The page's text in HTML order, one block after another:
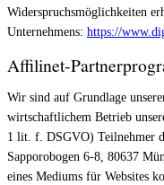
Widerspruchsmöglichkeiten
Unternehmens: https://
Affilinet-
Wir sind auf Grundlage
wirtschaftlichem Betrieb
1 lit. f. DSGVO) Teilnehmer
Sapporobogen 6-8, 80637
eines Mediums für Websites